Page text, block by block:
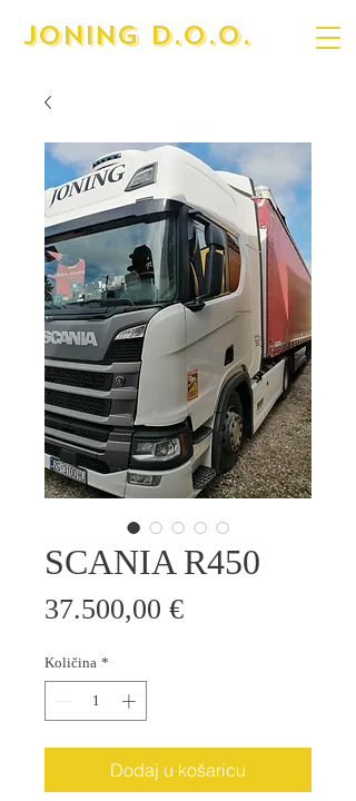
JONING D.O.O.
SCANIA R450
37.500,00 €Cijena
Količina *
Dodaj u košaricu